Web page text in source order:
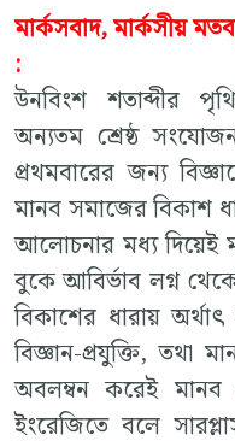
মার্কসবাদ, মার্কসীয়
:
উনবিংশ শতাব্দীর
অন্যতম শ্রেষ্ঠ
প্রথমবারের জন্য
মানব সমাজের বিকাশ
আলোচনার মধ্য দিয়েই
বুকে আবির্ভাব লগ্ন
বিকাশের ধারায়
বিজ্ঞান-প্রযুক্তি, তথা
অবলম্বন করেই মানব
ইংরেজিতে বলে